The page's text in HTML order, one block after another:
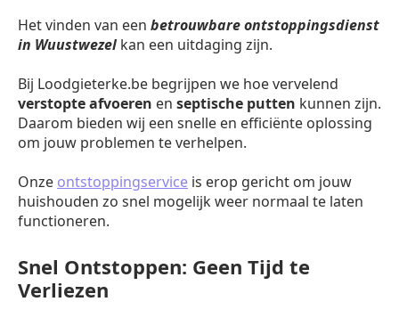
Het vinden van een betrouwbare ontstoppingsdienst
in Wuustwezel kan een uitdaging zijn.
Bij Loodgieterke.be begrijpen we hoe vervelend
verstopte afvoeren en septische putten kunnen zijn.
Daarom bieden wij een snelle en efficiënte oplossing
om jouw problemen te verhelpen.
Onze ontstoppingservice is erop gericht om jouw
huishouden zo snel mogelijk weer normaal te laten
functioneren.
Snel Ontstoppen: Geen Tijd te
Verliezen